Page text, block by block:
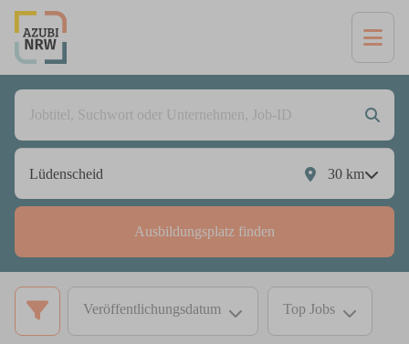
30 km
Ausbildungsplatz finden
Veröffentlichungsdatum Top Jobs